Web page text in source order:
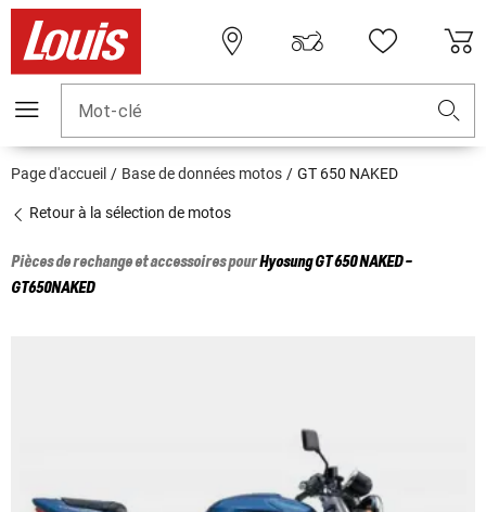
Mot-clé
Page d'accueil Base de données motos GT 650 NAKED
Retour à la sélection de motos
Pièces de rechange et accessoires pourHyosungGT 650 NAKED -
GT650NAKED